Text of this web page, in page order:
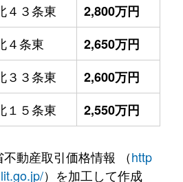
４３条東
2,800万円
４条東
2,650万円
３３条東
2,600万円
１５条東 2,550万円
動産取引価格情報 （http
）を加工して作成